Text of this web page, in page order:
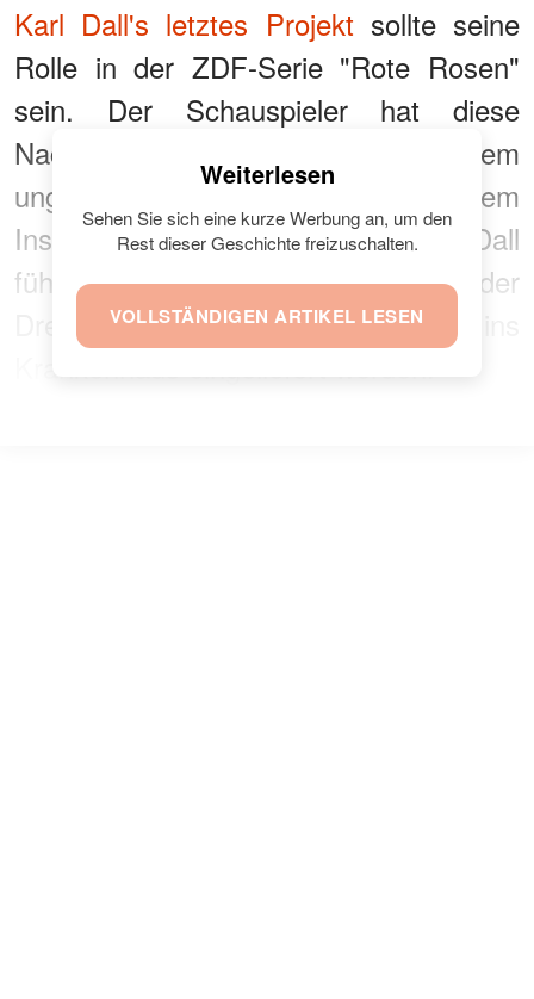
Karl Dall's letztes Projekt sollte seine
Rolle in der ZDF-Serie "Rote Rosen"
sein. Der Schauspieler hat diese
Nachricht einige Tage vor dem
unglücklichen Ereignis auf seinem
Instagram-Profil veröffentlicht. Dall
fühlte sich nicht während der
Dreharbeiten gut und musste ins
Krankenhaus eingeliefert werden.
Weiterlesen
Sehen Sie sich eine kurze Werbung an, um den
Rest dieser Geschichte freizuschalten.
VOLLSTÄNDIGEN ARTIKEL LESEN